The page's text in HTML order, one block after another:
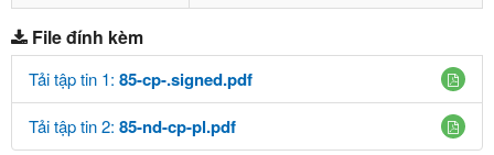
File đính kèm
Tải tập tin 1: 85-cp-.signed.pdf
Tải tập tin 2: 85-nd-cp-pl.pdf